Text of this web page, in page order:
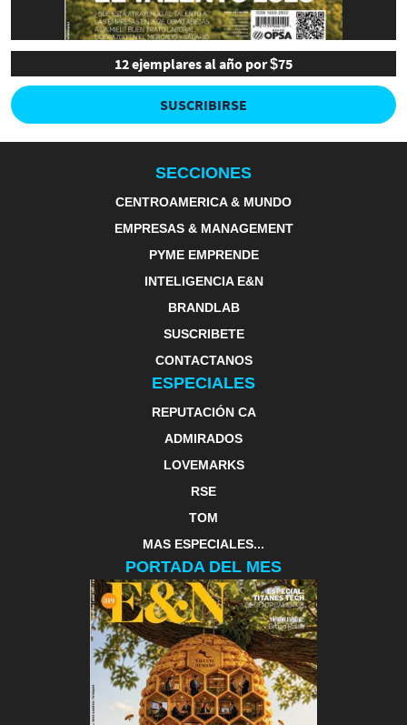
12 ejemplares al año por $75
SUSCRIBIRSE
SECCIONES
CENTROAMERICA & MUNDO
EMPRESAS & MANAGEMENT
PYME EMPRENDE
INTELIGENCIA E&N
BRANDLAB
SUSCRIBETE
CONTACTANOS
ESPECIALES
REPUTACIÓN CA
ADMIRADOS
LOVEMARKS
RSE
TOM
MAS ESPECIALES...
PORTADA DEL MES